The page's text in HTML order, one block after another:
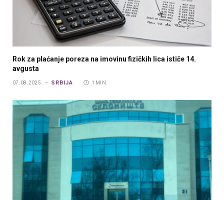
Rok za plaćanje poreza na imovinu fizičkih lica ističe 14.
avgusta
07.08.2025. SRBIJA 1 MIN.